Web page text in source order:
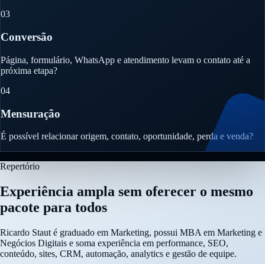
03
Conversão
Página, formulário, WhatsApp e atendimento levam o contato até a
próxima etapa?
04
Mensuração
É possível relacionar origem, contato, oportunidade, perda e venda?
Repertório
Experiência ampla sem oferecer o mesmo
pacote para todos
Ricardo Staut é graduado em Marketing, possui MBA em Marketing e
Negócios Digitais e soma experiência em performance, SEO,
conteúdo, sites, CRM, automação, analytics e gestão de equipe.